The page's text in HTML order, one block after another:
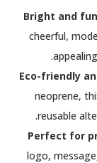
Bright and
cheerful,
Eco-friendly
neoprene,
reusable
Perfect for
logo,